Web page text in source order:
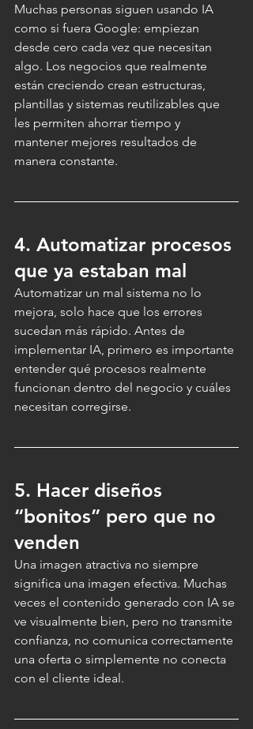
Muchas personas siguen usando IA
como si fuera Google: empiezan
desde cero cada vez que necesitan
algo. Los negocios que realmente
están creciendo crean estructuras,
plantillas y sistemas reutilizables que
les permiten ahorrar tiempo y
mantener mejores resultados de
manera constante.
4. Automatizar procesos
que ya estaban mal
Automatizar un mal sistema no lo
mejora, solo hace que los errores
sucedan más rápido. Antes de
implementar IA, primero es importante
entender qué procesos realmente
funcionan dentro del negocio y cuáles
necesitan corregirse.
5. Hacer diseños
“bonitos” pero que no
venden
Una imagen atractiva no siempre
significa una imagen efectiva. Muchas
veces el contenido generado con IA se
ve visualmente bien, pero no transmite
confianza, no comunica correctamente
una oferta o simplemente no conecta
con el cliente ideal.